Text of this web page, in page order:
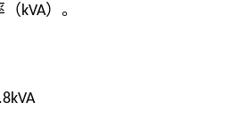
（kVA）。